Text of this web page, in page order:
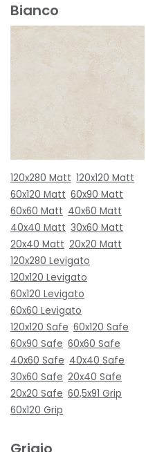
Bianco
120x280 Matt 120x120 Matt
60x120 Matt 60x90 Matt
60x60 Matt 40x60 Matt
40x40 Matt 30x60 Matt
20x40 Matt 20x20 Matt
120x280 Levigato
120x120 Levigato
60x120 Levigato
60x60 Levigato
120x120 Safe 60x120 Safe
60x90 Safe 60x60 Safe
40x60 Safe 40x40 Safe
30x60 Safe 20x40 Safe
20x20 Safe 60,5x91 Grip
60x120 Grip